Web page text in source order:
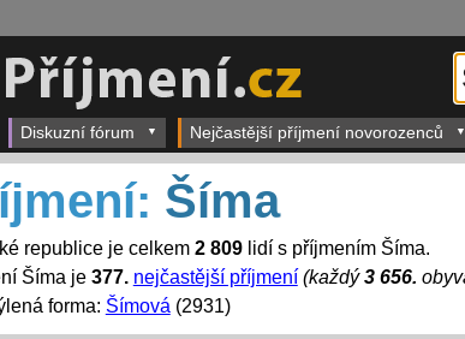
Diskuzní fórum Nejčastější příjmení novorozenců
Šíma
republice je celkem 2 809lidí s příjmením Šíma.
Šíma je 377. nejčastější příjmení (každý3 656.
forma: Šímová (2931)